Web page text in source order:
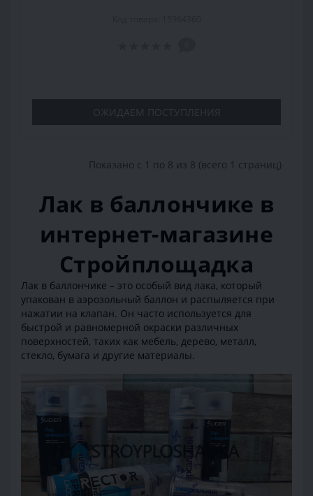
ОЖИДАЕМ ПОСТУПЛЕНИЯ
Показано с 1 по 8 из 8 (всего 1 страниц)
Лак в баллончике в
интернет-магазине
Стройплощадка
Лак в баллончике – это особый вид лака, который
упакован в аэрозольный баллон и распыляется при
нажатии на клапан. Он часто используется для
быстрой и равномерной окраски различных
поверхностей, таких как мебель, дерево, металл,
стекло, бумага и другие материалы.